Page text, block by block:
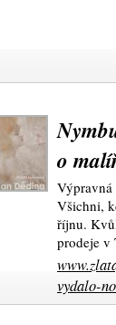
o
Výpravná
Všichni,
říjnu.
prodeje v
vydalo-